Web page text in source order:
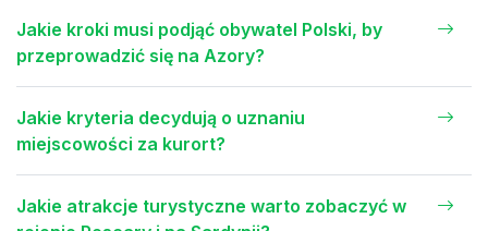
Jakie kroki musi podjąć obywatel Polski, by
przeprowadzić się na Azory?
Jakie kryteria decydują o uznaniu
miejscowości za kurort?
Jakie atrakcje turystyczne warto zobaczyć w